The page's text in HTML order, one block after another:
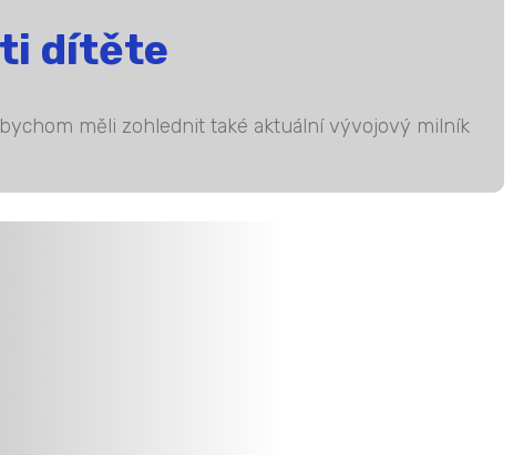
dítěte
měli zohlednit také aktuální vývojový milník